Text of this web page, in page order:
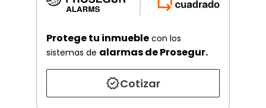
Protege tu inmueble con los
sistemas de alarmas de Prosegur.
Cotizar